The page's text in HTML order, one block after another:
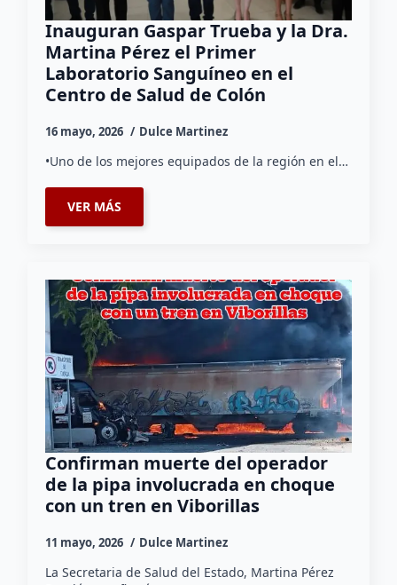
Inauguran Gaspar Trueba y la Dra.
Martina Pérez el Primer
Laboratorio Sanguíneo en el
Centro de Salud de Colón
16 mayo, 2026 Dulce Martinez
•Uno de los mejores equipados de la región en el…
VER MÁS
Confirman muerte del operador
de la pipa involucrada en choque
con un tren en Viborillas
11 mayo, 2026 Dulce Martinez
La Secretaria de Salud del Estado, Martina Pérez